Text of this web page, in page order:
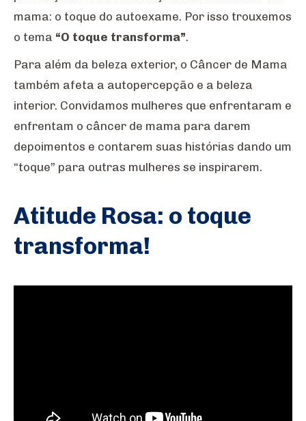
mama: o toque do autoexame. Por isso trouxemos
o tema “O toque transforma”.
Para além da beleza exterior, o Câncer de Mama
também afeta a autopercepção e a beleza
interior. Convidamos mulheres que enfrentaram e
enfrentam o câncer de mama para darem
depoimentos e contarem suas histórias dando um
“toque” para outras mulheres se inspirarem.
Atitude Rosa: o toque
transforma!